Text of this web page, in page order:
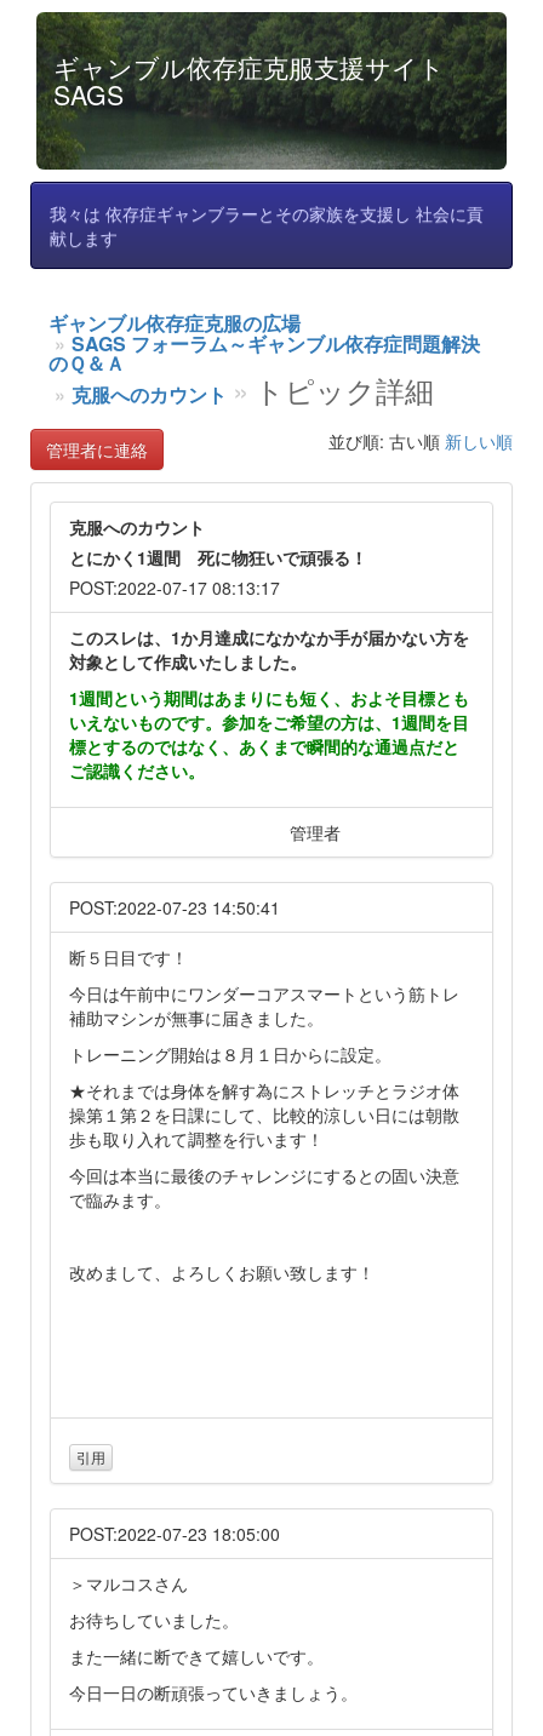
ギャンブル依存症克服支援サイト
SAGS
我々は 依存症ギャンブラーとその家族を支援し 社会に貢
献します
ギャンブル依存症克服の広場
SAGS フォーラム～ギャンブル依存症問題解決
のＱ＆Ａ
克服へのカウント
トピック詳細
管理者に連絡 並び順: 古い順 新しい順
克服へのカウント
とにかく1週間 死に物狂いで頑張る！
POST:2022-07-17 08:13:17
このスレは、1か月達成になかなか手が届かない方を
対象として作成いたしました。
1週間という期間はあまりにも短く、およそ目標とも
いえないものです。参加をご希望の方は、1週間を目
標とするのではなく、あくまで瞬間的な通過点だと
ご認識ください。
管理者
POST:2022-07-23 14:50:41
断５日目です！
今日は午前中にワンダーコアスマートという筋トレ
補助マシンが無事に届きました。
トレーニング開始は８月１日からに設定。
★それまでは身体を解す為にストレッチとラジオ体
操第１第２を日課にして、比較的涼しい日には朝散
歩も取り入れて調整を行います！
今回は本当に最後のチャレンジにするとの固い決意
で臨みます。
改めまして、よろしくお願い致します！
引用
POST:2022-07-23 18:05:00
＞マルコスさん
お待ちしていました。
また一緒に断できて嬉しいです。
今日一日の断頑張っていきましょう。